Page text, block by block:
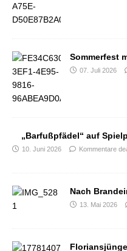
Sommerfest
07. Juli 2026
„Barfußpfädel“ auf
10. Juni 2026 Kommentare
Nach
13. Mai 2026